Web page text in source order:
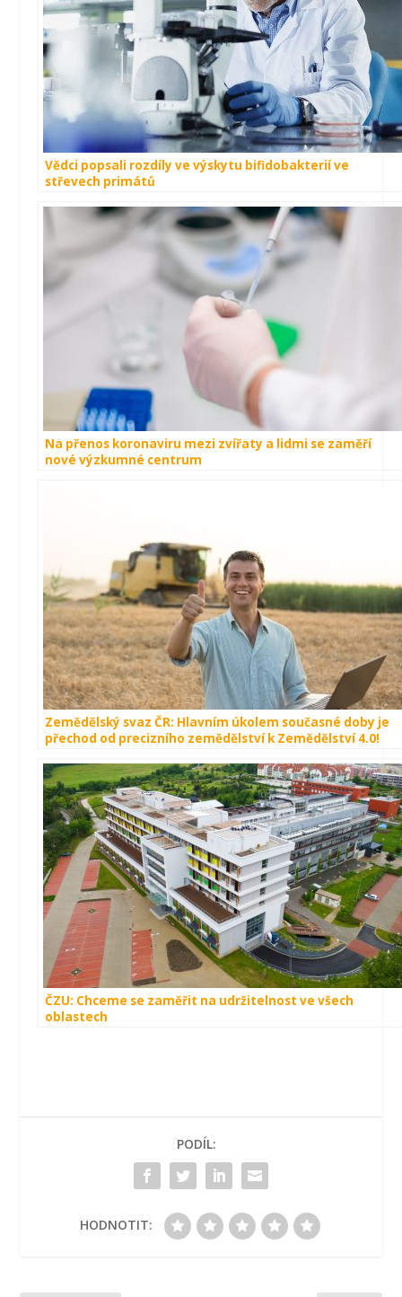
Vědci popsali rozdíly ve výskytu bifidobakterií ve
střevech primátů
Na přenos koronaviru mezi zvířaty a lidmi se zaměří
nové výzkumné centrum
Zemědělský svaz ČR: Hlavním úkolem současné doby je
přechod od precizního zemědělství k Zemědělství 4.0!
ČZU: Chceme se zaměřit na udržitelnost ve všech
oblastech
PODÍL:
HODNOTIT: